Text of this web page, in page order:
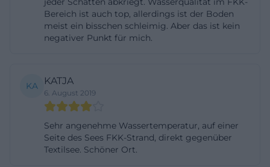
ev.de](https://www.diesegler-
ev.de/regatta/segelanweisung?
Für die Anreise ist die Orientierung über das elypso
am einfachsten. Die offizielle Anfahrtsseite nennt
die Adresse Sandnerhofweg 4-6 in 94469
Deggendorf, beschreibt die Zufahrt von der A92 in
Bereich ist auch top, allerdings ist der Boden
meist ein bisschen schleimig. Aber das ist kein
negativer Punkt für mich.
KA KATJA
6. August 2019
Sehr angenehme Wassertemperatur, auf einer
Seite des Sees FKK-Strand, direkt gegenüber
Textilsee. Schöner Ort.